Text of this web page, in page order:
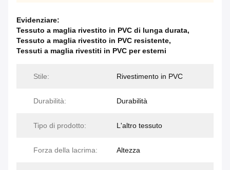
Evidenziare:
Tessuto a maglia rivestito in PVC di lunga durata,
Tessuto a maglia rivestito in PVC resistente,
Tessuti a maglia rivestiti in PVC per esterni
Stile: Rivestimento in PVC
Durabilità: Durabilità
Tipo di prodotto: L'altro tessuto
Forza della lacrima: Altezza